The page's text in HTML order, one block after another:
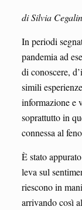
di Silvia Cegalin
In periodi
pandemia ad
di conoscere,
simili
informazione e
soprattutto in
connessa al
È stato
leva sul
riescono in
arrivando così